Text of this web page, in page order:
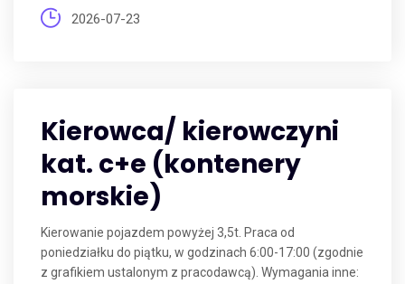
2026-07-23
Kierowca/ kierowczyni
kat. c+e (kontenery
morskie)
Kierowanie pojazdem powyżej 3,5t. Praca od
poniedziałku do piątku, w godzinach 6:00-17:00 (zgodnie
z grafikiem ustalonym z pracodawcą). Wymagania inne: